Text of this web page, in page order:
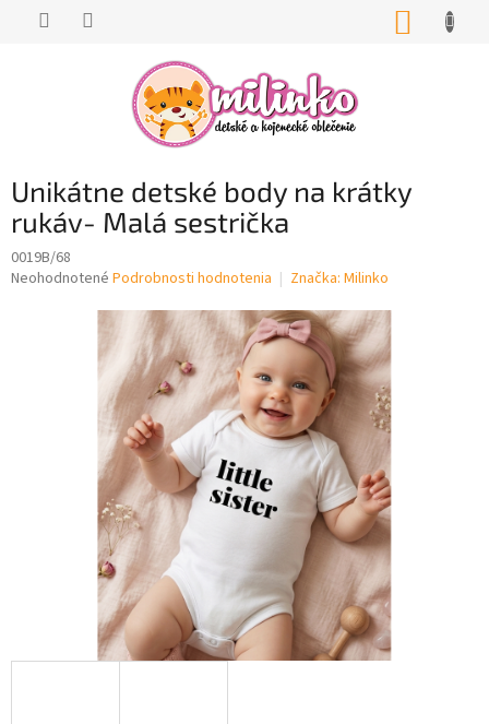
Unikátne detské body na krátky
rukáv- Malá sestrička
0019B/68
Priemerné
Neohodnotené Podrobnosti hodnotenia Značka: Milinko